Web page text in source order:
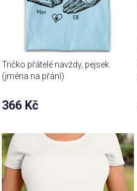
Tričko přátelé navždy, pejsek
(jména na přání)
Průměrné
hodnocení
366 Kč